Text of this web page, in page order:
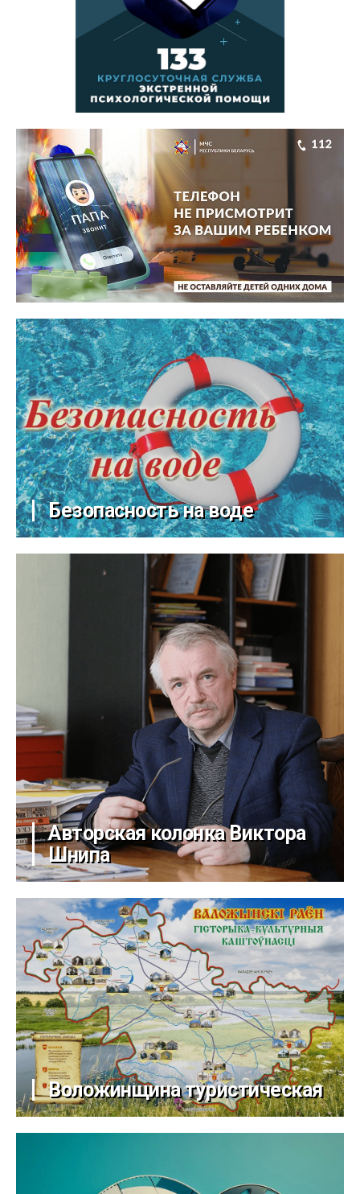
Безопасность на воде
Авторская колонка Виктора
Шнипа
Воложинщина туристическая